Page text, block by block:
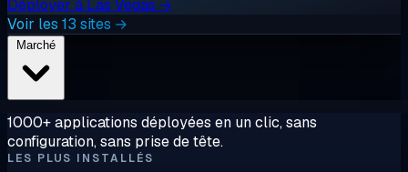
Déployer à Las Vegas →
Voir les 13 sites →
1000+ applications déployées en un clic, sans
configuration, sans prise de tête.
LES PLUS INSTALLÉS